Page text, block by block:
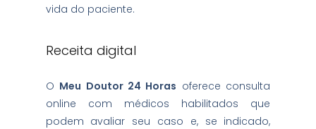
vida do paciente.
Receita digital
O Meu Doutor 24 Horas oferece consulta
online com médicos habilitados que
podem avaliar seu caso e, se indicado,